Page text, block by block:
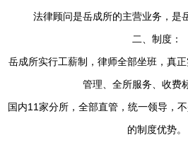
法律顾问是岳成所的主营业务，是
二、制度：
岳成所实行工薪制，律师全部坐班，真
管理、全所服务、收费
国内11家分所，全部直管，统一领导，
的制度优势。